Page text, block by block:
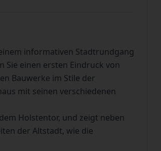
informativen Stadtrundgang
einen ersten Eindruck von
Bauwerke im Stile der
mit seinen verschiedenen
Holstentor, und zeigt neben
der Altstadt, wie die